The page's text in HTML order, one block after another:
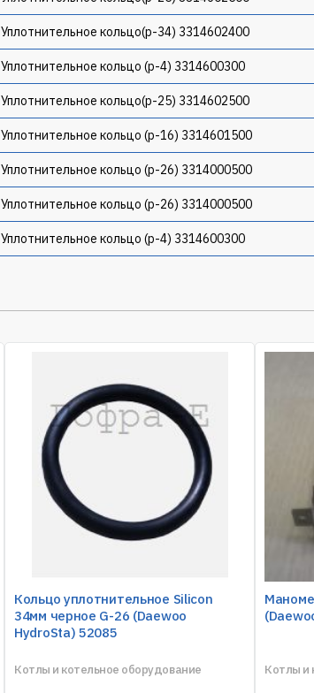
Уплотнительное кольцо(p-34) 3314602400
Уплотнительное кольцо (p-4) 3314600300
Уплотнительное кольцо(p-25) 3314602500
Уплотнительное кольцо (p-16) 3314601500
Уплотнительное кольцо (p-26) 3314000500
Уплотнительное кольцо (p-26) 3314000500
Уплотнительное кольцо (p-4) 3314600300
Кольцо уплотнительное Silicon
34мм черное G-26 (Daewoo
HydroSta) 52085
Котлы и котельное оборудование Котлы и